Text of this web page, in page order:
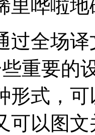
里哗啦
过全场
重要的
形式，
可以图文